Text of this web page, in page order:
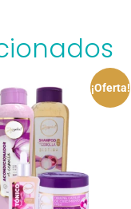
¡Oferta!